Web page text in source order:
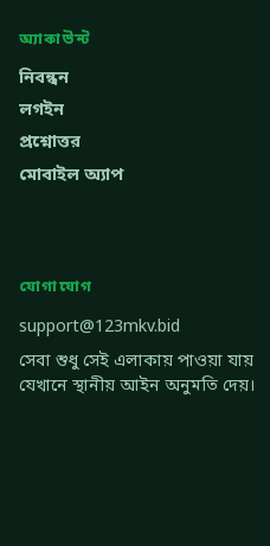
অ্যাকাউন্ট
নিবন্ধন
লগইন
প্রশ্নোত্তর
মোবাইল অ্যাপ
যোগাযোগ
support@123mkv.bid
সেবা শুধু সেই এলাকায় পাওয়া যায়
যেখানে স্থানীয় আইন অনুমতি দেয়।